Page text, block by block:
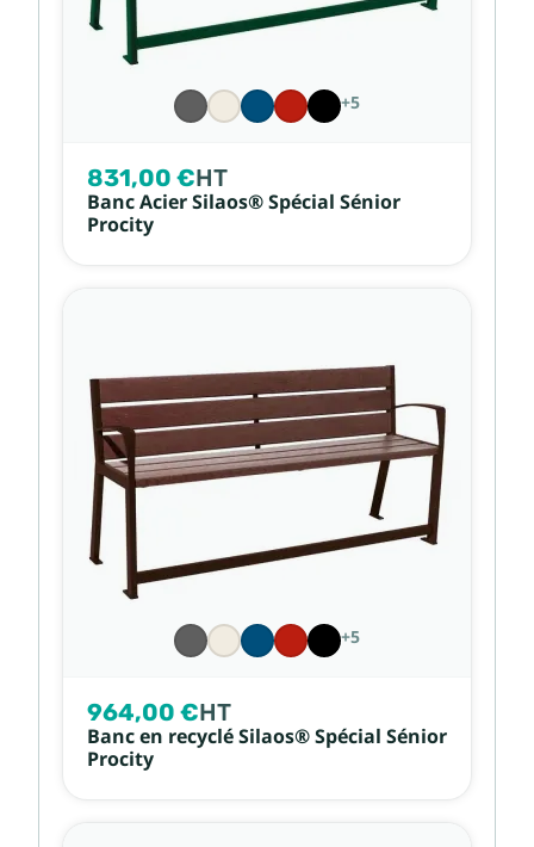
+5
831,00 €HT
Banc Acier Silaos® Spécial Sénior
Procity
+5
964,00 €HT
Banc en recyclé Silaos® Spécial Sénior
Procity